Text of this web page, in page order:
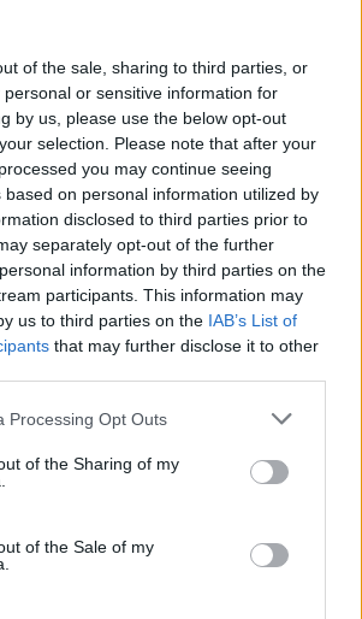
of the sale, sharing to third parties, or
or sensitive information for
by us, please use the below opt-out
selection. Please note that after your
you may continue seeing
based on personal information utilized by
disclosed to third parties prior to
separately opt-out of the further
information by third parties on the
participants. This information may
us to third parties on the IAB’s List of
that may further disclose it to other
Processing Opt Outs
of the Sharing of my
of the Sale of my
Horne; Dempsey, Darge,
Gilchrist; Fagerson Z.,
Ashman, Hepburn, Millar-Mills,
Fagerson M., Price, Rowe
del Sei